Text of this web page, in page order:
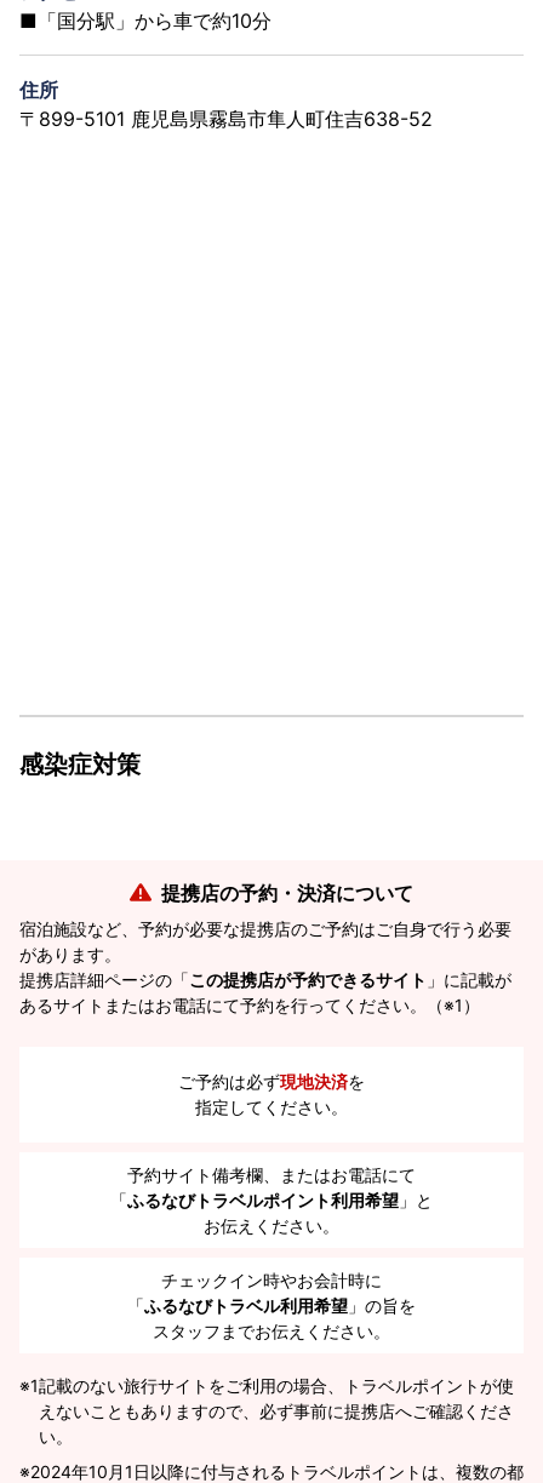
■「国分駅」から車で約10分
住所
〒899-5101 鹿児島県霧島市隼人町住吉638-52
感染症対策
提携店の予約・決済について
宿泊施設など、予約が必要な提携店のご予約はご自身で行う必要
があります。
提携店詳細ページの「この提携店が予約できるサイト 」に記載が
あるサイトまたはお電話にて予約を行ってください。（※1）
ご予約は必ず現地決済を
指定してください。
予約サイト備考欄、またはお電話にて
「ふるなびトラベルポイント利用希望 」と
お伝えください。
チェックイン時やお会計時に
「ふるなびトラベル利用希望 」の旨を
スタッフまでお伝えください。
※1記載のない旅行サイトをご利用の場合、トラベルポイントが使
えないこともありますので、必ず事前に提携店へご確認くださ
い。
2024年10月1日以降に付与されるトラベルポイントは、複数の都